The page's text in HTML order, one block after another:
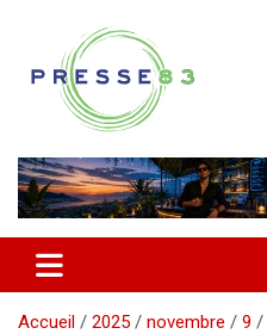
contenu
Presse 83
Accueil 2025 novembre 9